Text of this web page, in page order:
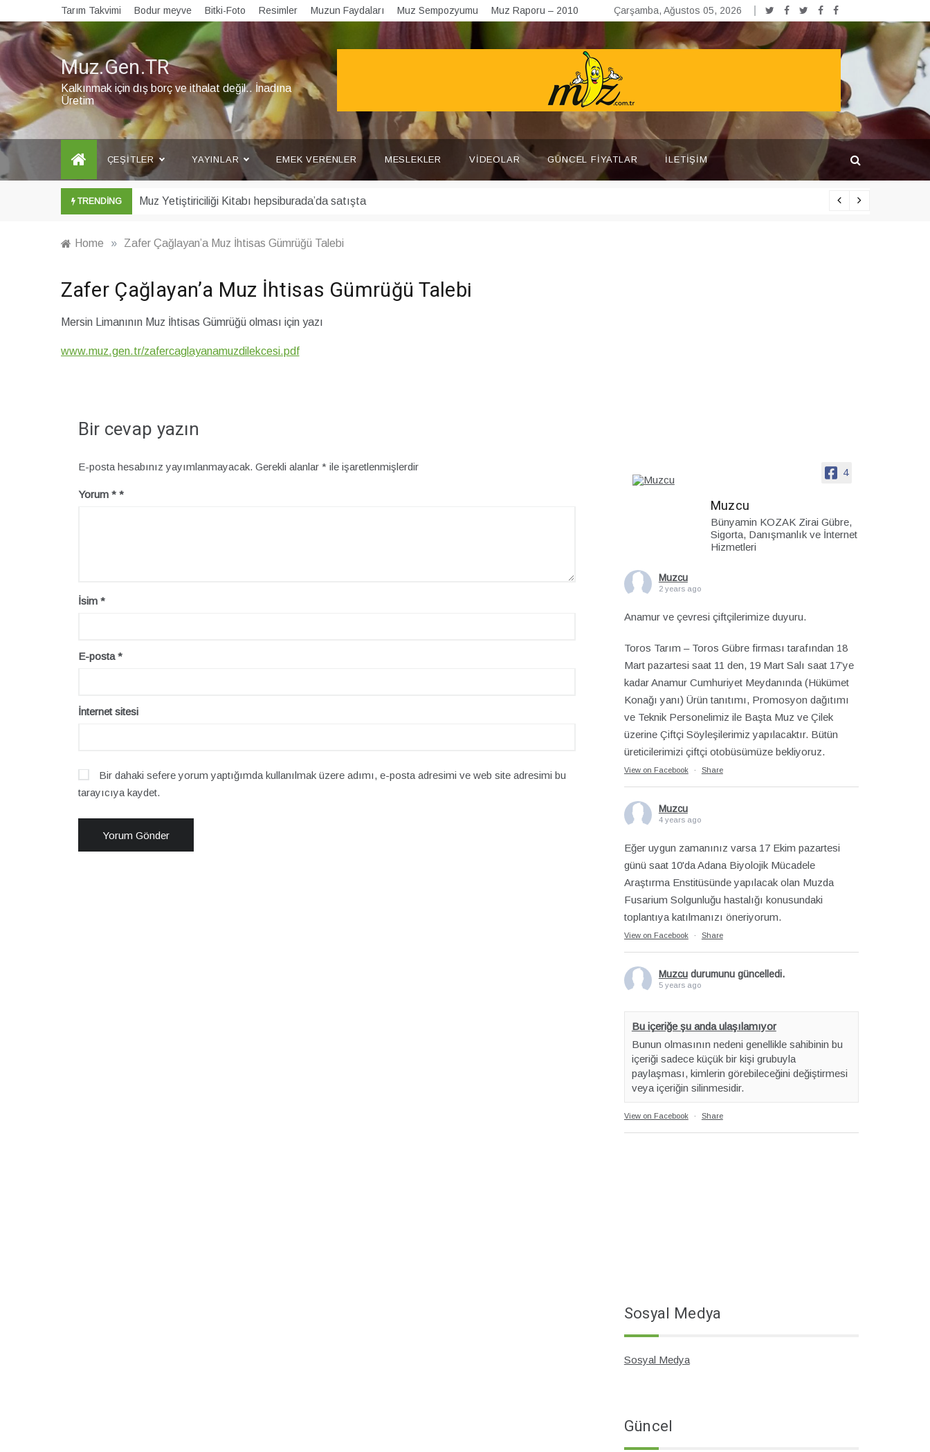
to
content
Tarım Takvimi Bodur meyve Bitki-Foto Resimler Muzun Faydaları Muz Sempozyumu Muz Raporu – 2010 Çarşamba, Ağustos 05, 2026
Muz.Gen.TR
Kalkınmak için dış borç ve ithalat değil.. İnadına
Üretim
ÇEŞITLER YAYINLAR EMEK VERENLER MESLEKLER VIDEOLAR GÜNCEL FIYATLAR İLETIŞIM
TRENDING Şubat ayı Muz Bülteni yayınlandı
Home » Zafer Çağlayan’a Muz İhtisas Gümrüğü Talebi
Zafer Çağlayan’a Muz İhtisas Gümrüğü Talebi
Mersin Limanının Muz İhtisas Gümrüğü olması için yazı
www.muz.gen.tr/zafercaglayanamuzdilekcesi.pdf
Bir cevap yazın
E-posta hesabınız yayımlanmayacak. Gerekli alanlar * ile işaretlenmişlerdir
Yorum *
İsim *
E-posta*
İnternet sitesi
Bir dahaki sefere yorum yaptığımda kullanılmak üzere adımı, e-posta adresimi ve web site adresimi bu
tarayıcıya kaydet.
4
Muzcu
Bünyamin KOZAK Zirai Gübre,
Sigorta, Danışmanlık ve İnternet
Hizmetleri
Muzcu
2 years ago
Anamur ve çevresi çiftçilerimize duyuru.
Toros Tarım – Toros Gübre firması tarafından 18
Mart pazartesi saat 11 den, 19 Mart Salı saat 17’ye
kadar Anamur Cumhuriyet Meydanında (Hükümet
Konağı yanı) Ürün tanıtımı, Promosyon dağıtımı
ve Teknik Personelimiz ile Başta Muz ve Çilek
üzerine Çiftçi Söyleşilerimiz yapılacaktır. Bütün
üreticilerimizi çiftçi otobüsümüze bekliyoruz.
View on Facebook · Share
Muzcu
4 years ago
Eğer uygun zamanınız varsa 17 Ekim pazartesi
günü saat 10'da Adana Biyolojik Mücadele
Araştırma Enstitüsünde yapılacak olan Muzda
Fusarium Solgunluğu hastalığı konusundaki
toplantıya katılmanızı öneriyorum.
View on Facebook · Share
Muzcu durumunu güncelledi.
5 years ago
Bu içeriğe şu anda ulaşılamıyor
Bunun olmasının nedeni genellikle sahibinin bu
içeriği sadece küçük bir kişi grubuyla
paylaşması, kimlerin görebileceğini değiştirmesi
veya içeriğin silinmesidir.
View on Facebook · Share
Sosyal Medya
Sosyal Medya
Güncel